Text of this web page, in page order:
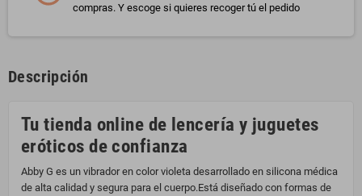
compras. Y escoge si quieres recoger tú el pedido
Descripción
Tu tienda online de lencería y juguetes
eróticos de confianza
Abby G es un vibrador en color violeta desarrollado en silicona médica
de alta calidad y segura para el cuerpo.Está diseñado con formas de